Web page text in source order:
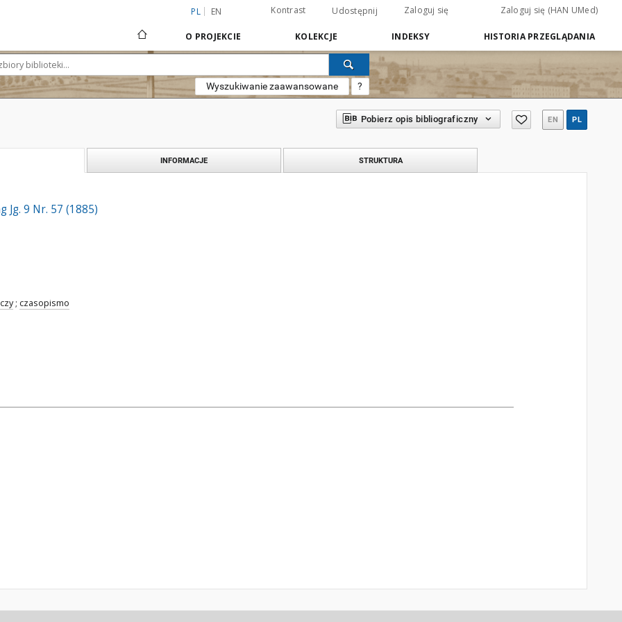
PL EN Kontrast Udostępnij Zaloguj się Zaloguj się (HAN UMed)
O PROJEKCIE KOLEKCJE INDEKSY HISTORIA PRZEGLĄDANIA
Wyszukiwanie zaawansowane ?
Pobierz opis bibliograficzny EN PL
INFORMACJE STRUKTURA
Jg. 9 Nr. 57 (1885)
; czasopismo